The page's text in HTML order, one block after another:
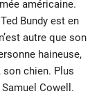
américaine.
Bundy est en
autre que son
haineuse,
chien. Plus
Cowell.